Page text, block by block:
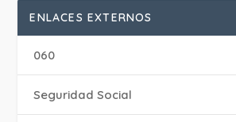
ENLACES EXTERNOS
060
Seguridad Social